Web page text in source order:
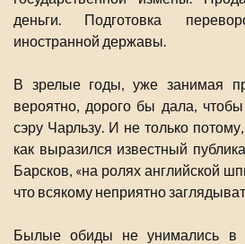
деньги. Подготовка
иностранной державы.
В зрелые годы, уже занимая
вероятно, дорого бы дала,
сэру Чарльзу. И не только
как выразился известный
Барсков, «на ролях английской
что всякому неприятно
Былые обиды не унимались в